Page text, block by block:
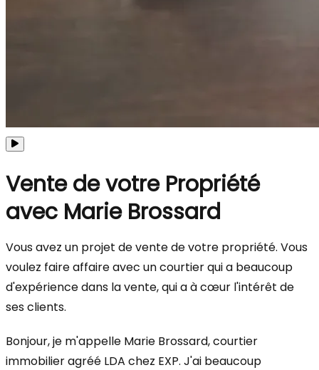
Vente de votre Propriété
avec Marie Brossard
Vous avez un projet de vente de votre propriété. Vous
voulez faire affaire avec un courtier qui a beaucoup
d'expérience dans la vente, qui a à cœur l'intérêt de
ses clients.
Bonjour, je m'appelle Marie Brossard, courtier
immobilier agréé LDA chez EXP. J'ai beaucoup